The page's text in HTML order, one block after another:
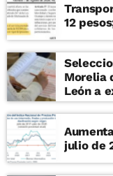
12
Morelia
León a
julio de